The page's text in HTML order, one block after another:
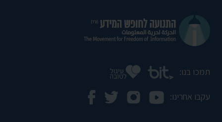
תמכו בנו:
עקבו אחרינו: